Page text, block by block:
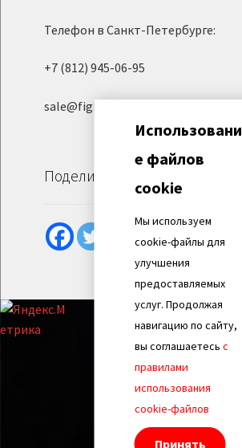
Телефон в Санкт-Петербурге:
+7 (812) 945-06-95
sale@fight-evolution.ru
Поделиться
Использовани
е файлов
cookie
Мы используем
cookie-файлы для
улучшения
предоставляемых
услуг. Продолжая
навигацию по сайту,
вы соглашаетесь с
правилами
использования
cookie-файлов
Принять